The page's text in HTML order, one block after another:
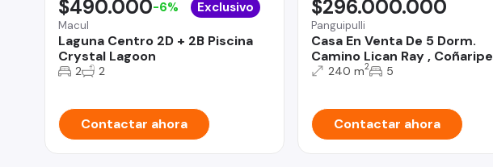
Macul
Laguna Centro 2D + 2B Piscina
Crystal Lagoon
$490.000-6% Exclusivo
2 2
Contactar ahora
Panguipulli
Casa En Venta De 5 Dorm.
Camino Lican Ray , Coñaripe
$296.000.000
240 m2 5
Contactar ahora